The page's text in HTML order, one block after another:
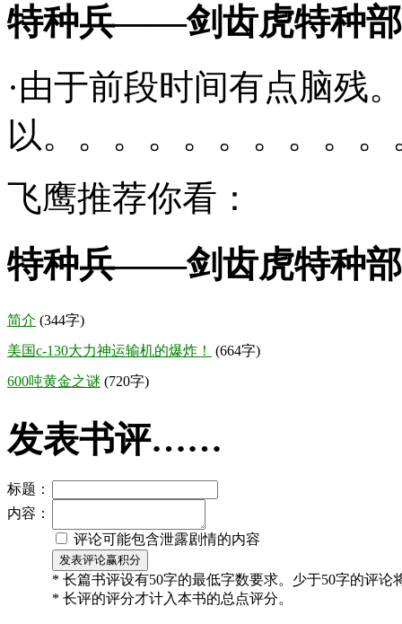
特种兵——剑齿虎特种
·由于前段时间有点脑残
以。。。。。。。。。。
飞鹰推荐你看：
特种兵——剑齿虎特种
简介 (344字)
美国c-130大力神运输机的爆炸！
(664字)
600吨黄金之谜 (720字)
发表书评……
标题：
内容：
评论可能包含泄露剧情的内容
* 长篇书评设有50字的最低字数要求。少于50字的评论
* 长评的评分才计入本书的总点评分。